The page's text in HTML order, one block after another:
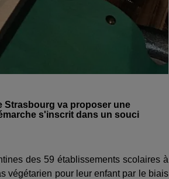
Strasbourg va proposer une
s'inscrit dans un souci
des 59 établissements scolaires à
végétarien pour leur enfant par le biais